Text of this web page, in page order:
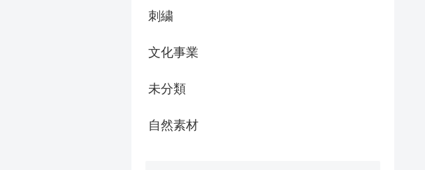
刺繍
文化事業
未分類
自然素材